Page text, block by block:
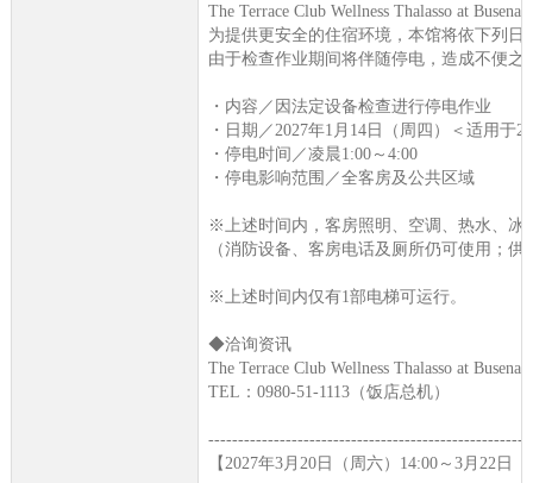
The Terrace Club Wellness Thalasso at
为提供更安全的住宿环境，本馆将依下列日
由于检查作业期间将伴随停电，造成不便
・内容／因法定设备检查进行停电作业
・日期／2027年1月14日（周四）＜适用于
・停电时间／凌晨1:00～4:00
・停电影响范围／全客房及公共区域
※上述时间内，客房照明、空调、热水、冰
（消防设备、客房电话及厕所仍可使用；
※上述时间内仅有1部电梯可运行。
◆洽询资讯
The Terrace Club Wellness Thalasso at Busena
TEL：0980-51-1113（饭店总机）
【2027年3月20日（周六）14:00～3月22日